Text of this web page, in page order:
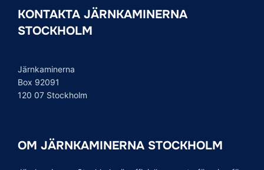
KONTAKTA JÄRNKAMINERNA
STOCKHOLM
Järnkaminerna
Box 92091
120 07 Stockholm
OM JÄRNKAMINERNA STOCKHOLM